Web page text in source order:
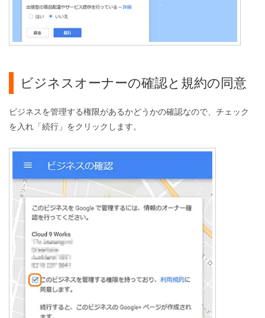
ビジネスオーナーの確認と規約の同意
ビジネスを管理する権限があるかどうかの確認なので、チェック
を入れ「続行」をクリックします。